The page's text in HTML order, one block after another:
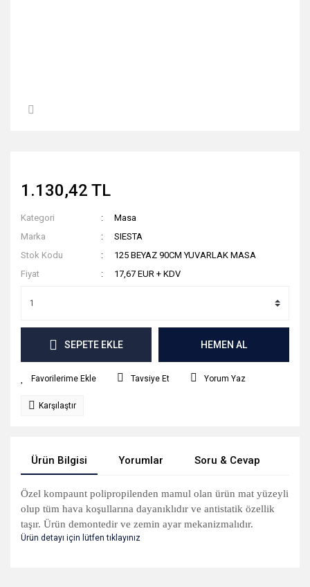
1.130,42 TL
Kategori
Masa
Marka
SIESTA
Stok Kodu
125 BEYAZ 90CM YUVARLAK MASA
Fiyat
17,67 EUR + KDV
SEPETE EKLE HEMEN AL
Tavsiye Et Yorum Yaz
Karşılaştır
Ürün Bilgisi Yorumlar Soru & Cevap
Özel kompaunt polipropilenden mamul olan ürün mat yüzeyli
olup tüm hava koşullarına dayanıklıdır ve antistatik özellik
taşır. Ürün demontedir ve zemin ayar mekanizmalıdır.
Ürün detayı için lütfen tıklayınız